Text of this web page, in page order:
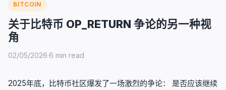
BITCOIN
关于比特币 OP_RETURN 争论的另一种视
角
02/05/2026·6 min read
2025年底，比特币社区爆发了一场激烈的争论： 是否应该继续